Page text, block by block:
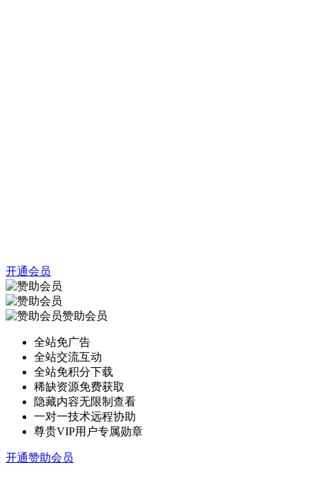
开通会员
赞助会员
全站免广告
全站交流互动
全站免积分下载
稀缺资源免费获取
隐藏内容无限制查看
一对一技术远程协助
尊贵VIP用户专属勋章
开通赞助会员